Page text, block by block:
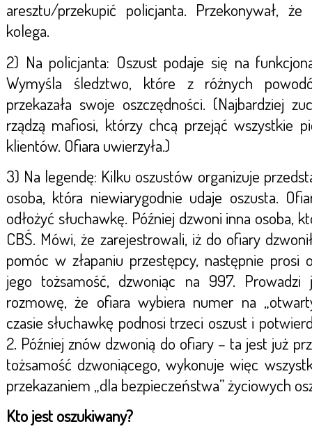
aresztu/przekupić policjanta. Przekonywał,
kolega.
2) Na policjanta: Oszust podaje się na
Wymyśla śledztwo, które z różnych
przekazała swoje oszczędności. (Najbardziej
rządzą mafiosi, którzy chcą przejąć wszystkie
klientów. Ofiara uwierzyła.)
3) Na legendę: Kilku oszustów organizuje
osoba, która niewiarygodnie udaje oszusta.
odłożyć słuchawkę. Później dzwoni inna osoba,
CBŚ. Mówi, że zarejestrowali, iż do ofiary
pomóc w złapaniu przestępcy, następnie prosi
jego tożsamość, dzwoniąc na 997.
rozmowę, że ofiara wybiera numer na
czasie słuchawkę podnosi trzeci oszust i
2. Później znów dzwonią do ofiary – ta jest już
tożsamość dzwoniącego, wykonuje więc
przekazaniem „dla bezpieczeństwa” życiowych
Kto jest oszukiwany?